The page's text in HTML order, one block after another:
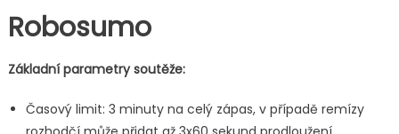
Robosumo
Základní parametry soutěže:
Časový limit: 3 minuty na celý zápas, v případě remízy